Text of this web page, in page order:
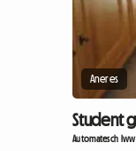
Aneres
Student
Automatesch